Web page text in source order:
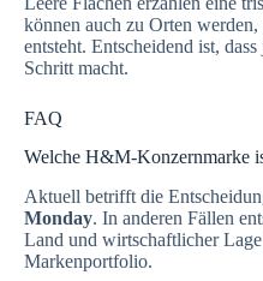
können auch zu Orten werden,
entsteht. Entscheidend ist, dass
Schritt macht.
FAQ
Welche H&M-Konzernmarke
Aktuell betrifft die
Monday. In anderen Fällen
Land und wirtschaftlicher
Markenportfolio.